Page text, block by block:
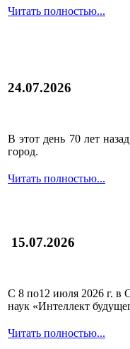
Читать полностью...
24.07.2026
В этот день 70 лет
город.
Читать полностью...
15.07.2026
С 8 по12 июля 2026 г. в
наук «Интеллект
Читать полностью...